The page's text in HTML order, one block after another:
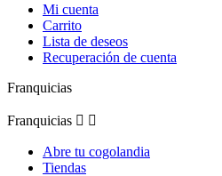
Mi cuenta
Carrito
Lista de deseos
Recuperación de cuenta
Franquicias
Franquicias  
Abre tu cogolandia
Tiendas